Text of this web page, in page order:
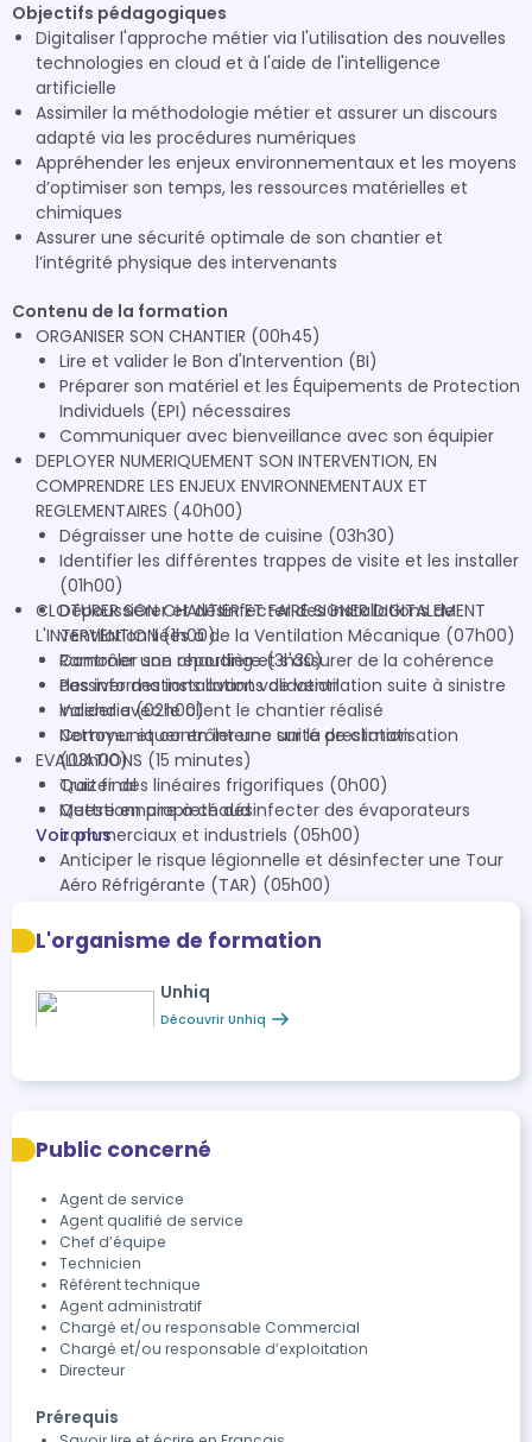
Objectifs pédagogiques
Digitaliser l'approche métier via l'utilisation des nouvelles
technologies en cloud et à l'aide de l'intelligence
artificielle
Assimiler la méthodologie métier et assurer un discours
adapté via les procédures numériques
Appréhender les enjeux environnementaux et les moyens
d’optimiser son temps, les ressources matérielles et
chimiques
Assurer une sécurité optimale de son chantier et
l’intégrité physique des intervenants
Contenu de la formation
ORGANISER SON CHANTIER (00h45)
Lire et valider le Bon d'Intervention (BI)
Préparer son matériel et les Équipements de Protection
Individuels (EPI) nécessaires
Communiquer avec bienveillance avec son équipier
DEPLOYER NUMERIQUEMENT SON INTERVENTION, EN
COMPRENDRE LES ENJEUX ENVIRONNEMENTAUX ET
REGLEMENTAIRES (40h00)
Dégraisser une hotte de cuisine (03h30)
Identifier les différentes trappes de visite et les installer
(01h00)
Dépoussiérer et désinfecter des installations de
ventilation liées à de la Ventilation Mécanique (07h00)
Ramoner une chaudière (3h30)
Passiver des installations de ventilation suite à sinistre
incendie (02h00)
Nettoyer et contrôler une unité de climatisation
(03h00)
Traiter des linéaires frigorifiques (0h00)
Mettre en propreté désinfecter des évaporateurs
commerciaux et industriels (05h00)
Anticiper le risque légionnelle et désinfecter une Tour
Aéro Réfrigérante (TAR) (05h00)
(02h00)
Maitriser les procédures de bionettoyage en zone à
atmosphère contrôlée : Procédés de mise à gris et
mise à blanc (03h00)
Réaliser une désinfection des surfaces par voie
CLOTURER SON CHANTIER ET FAIRE SIGNER DIGITALEMENT
L'INTERVENTION (1h00)
Contrôler son reporting et s'assurer de la cohérence
des informations avant validation
Valider avec le client le chantier réalisé
Communiquer en interne sur la prestation
EVALUATIONS (15 minutes)
Quiz final
Questionnaire à chaud
Voir plus
L'organisme de formation
Unhiq
Découvrir Unhiq
Public concerné
Agent de service
Agent qualifié de service
Chef d’équipe
Technicien
Référent technique
Agent administratif
Chargé et/ou responsable Commercial
Chargé et/ou responsable d’exploitation
Directeur
Prérequis